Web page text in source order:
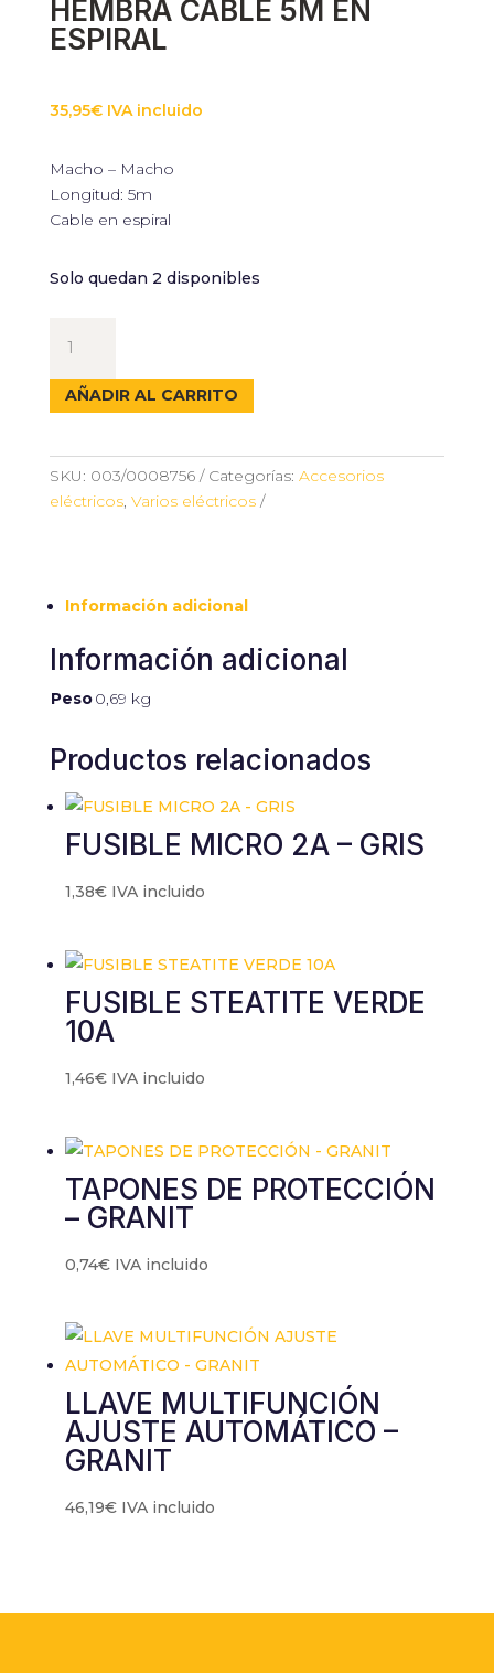
HEMBRA CABLE 5M EN
ESPIRAL
35,95€ IVA incluido
Macho – Macho
Longitud: 5m
Cable en espiral
Solo quedan 2 disponibles
MACHO-
HEMBRA
CABLE
EN
ESPIRAL
cantidad
AÑADIR AL CARRITO
SKU: 003/0008756 Categorías: Accesorios
eléctricos, Varios eléctricos
Información adicional
Información adicional
Peso0,69 kg
Productos relacionados
FUSIBLE MICRO 2A – GRIS
1,38€ IVA incluido
FUSIBLE STEATITE VERDE
10A
1,46€ IVA incluido
TAPONES DE PROTECCIÓN
– GRANIT
0,74€ IVA incluido
LLAVE MULTIFUNCIÓN
AJUSTE AUTOMÁTICO –
GRANIT
46,19€ IVA incluido